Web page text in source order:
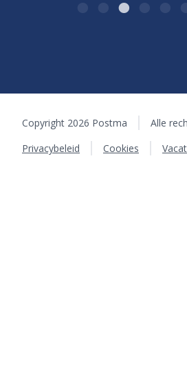
Copyright 2026 Postma
Alle
Privacybeleid
Cookies